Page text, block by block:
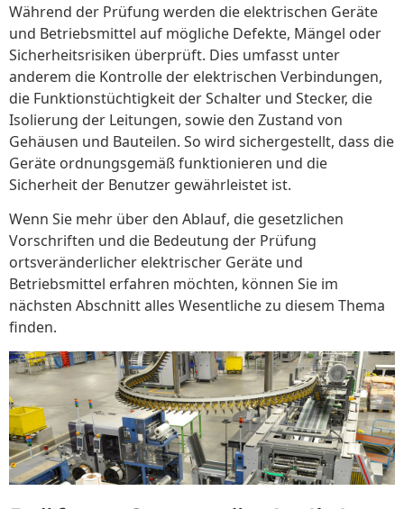
Während der Prüfung werden die elektrischen Geräte
und Betriebsmittel auf mögliche Defekte, Mängel oder
Sicherheitsrisiken überprüft. Dies umfasst unter
anderem die Kontrolle der elektrischen Verbindungen,
die Funktionstüchtigkeit der Schalter und Stecker, die
Isolierung der Leitungen, sowie den Zustand von
Gehäusen und Bauteilen. So wird sichergestellt, dass die
Geräte ordnungsgemäß funktionieren und die
Sicherheit der Benutzer gewährleistet ist.
Wenn Sie mehr über den Ablauf, die gesetzlichen
Vorschriften und die Bedeutung der Prüfung
ortsveränderlicher elektrischer Geräte und
Betriebsmittel erfahren möchten, können Sie im
nächsten Abschnitt alles Wesentliche zu diesem Thema
finden.